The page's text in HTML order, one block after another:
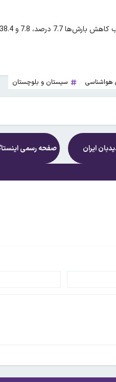
هواشناسی سیستان و بلوچستان
ایران صفحه رسمی